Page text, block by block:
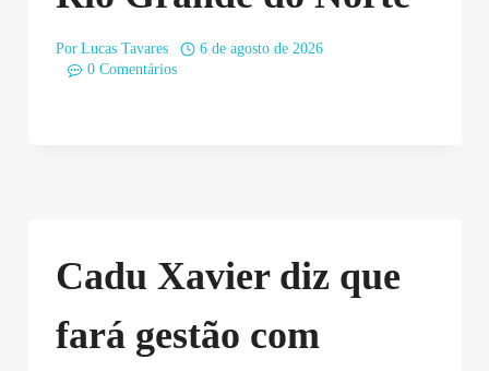
Por Lucas Tavares
6 de agosto de 2026
0 Comentários
Cadu Xavier diz que
fará gestão com